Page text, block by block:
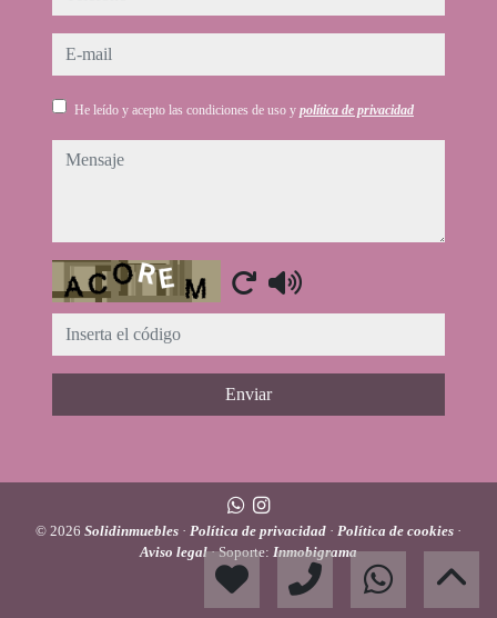
e-mail
He leído y acepto las condiciones de uso y política de privacidad
mensaje
Captcha
Enviar
© 2026 Solidinmuebles · Política de privacidad · Política de cookies ·
Aviso legal· Soporte: Inmobigrama